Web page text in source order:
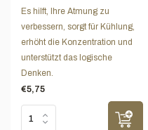
Es hilft, Ihre Atmung zu
verbessern, sorgt für Kühlung,
erhöht die Konzentration und
unterstützt das logische
Denken.
€5,75